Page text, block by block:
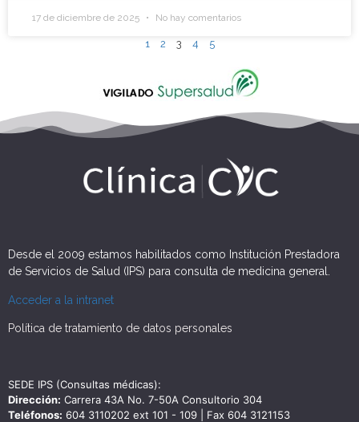
17 de diciembre de 2025 No hay comentarios
1 2 3 4 5
Desde el 2009 estamos habilitados como Institución Prestadora
de Servicios de Salud (IPS) para consulta de medicina general.
Acceder a la intranet
Política de tratamiento de datos personales
SEDE IPS (Consultas médicas):
Dirección: Carrera 43A No. 7-50A Consultorio 304
Teléfonos: 604 3110202 ext 101 - 109 | Fax 604 3121153